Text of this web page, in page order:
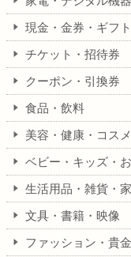
現金・金券・ギフ
チケット・招待券
クーポン・引換券
食品・飲料
美容・健康・コスメ
ベビー・キッズ・
生活用品・雑貨・
文具・書籍・映像
ファッション・貴